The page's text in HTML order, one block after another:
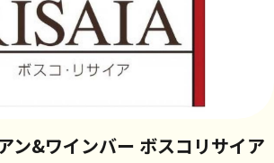
ン&ワインバー ボスコリサイア